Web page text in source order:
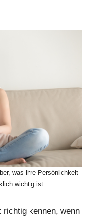
was ihre Persönlichkeit
wichtig ist.
richtig kennen, wenn